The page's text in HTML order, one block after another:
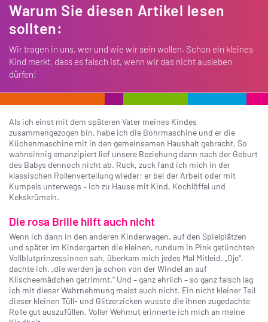
Warum Sie diesen Artikel lesen
sollten:
Wir tragen in uns, wer und wie wir sein wollen. Schon ein kleines
Kind merkt, dass es falsch ist, wenn wir das nicht ausleben
dürfen!
Als ich einst mit dem späteren Vater meines Kindes
zusammengezogen bin, habe ich die Bohrmaschine und er die
Küchenmaschine mit in den gemeinsamen Haushalt gebracht. So
wahnsinnig emanzipiert lief unsere Beziehung dann nach der Geburt
des Babys dennoch nicht ab. Ruck, zuck fand ich mich in der
klassischen Rollenverteilung wieder: er bei der Arbeit oder mit
Kumpels unterwegs – ich zu Hause mit Kind, Kochlöffel und
Kekskrümeln.
Die rosa Brille hilft auch nicht
Wenn ich dann in den anderen Kinderwagen, auf den Spielplätzen
und später im Kindergarten die kleinen, rundum in Pink getünchten
Vollblutprinzessinnen sah, überkam mich jedes Mal Mitleid. „Oje“,
dachte ich, „die werden ja schon von der Windel an auf
Klischeemädchen getrimmt.“ Und – ganz ehrlich – so ganz falsch lag
ich mit dieser Wahrnehmung meist auch nicht. Ein nicht kleiner Teil
dieser kleinen Tüll- und Glitzerzicken wusste die ihnen zugedachte
Rolle gut auszufüllen. Voller Wehmut erinnerte ich mich an meine